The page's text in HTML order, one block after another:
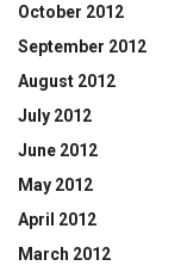
October 2012
September 2012
August 2012
July 2012
June 2012
May 2012
April 2012
March 2012